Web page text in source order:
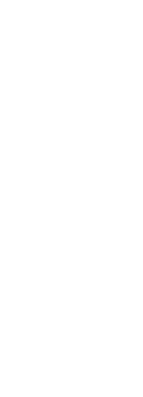
à